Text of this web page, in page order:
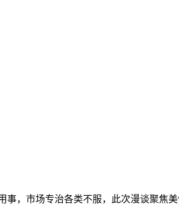
，市场专治各类不服，此次漫谈聚焦